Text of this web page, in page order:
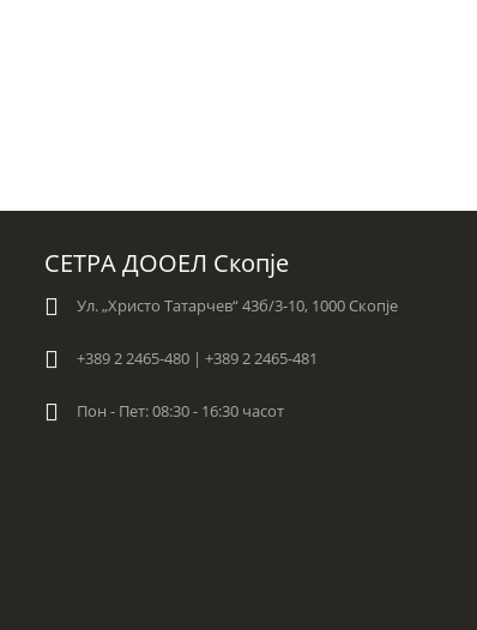
СЕТРА ДООЕЛ Скопје
Ул. „Христо Татарчев“ 43б/3-10, 1000 Скопје
+389 2 2465-480 | +389 2 2465-481
Пон - Пет: 08:30 - 16:30 часот